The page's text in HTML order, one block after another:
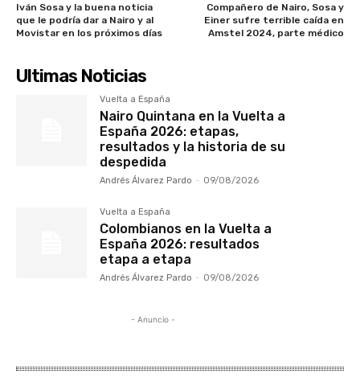
Iván Sosa y la buena noticia
que le podría dar a Nairo y al
Movistar en los próximos días
Compañero de Nairo, Sosa y
Einer sufre terrible caída en
Amstel 2024, parte médico
Ultimas Noticias
Vuelta a España
Nairo Quintana en la Vuelta a
España 2026: etapas,
resultados y la historia de su
despedida
Andrés Álvarez Pardo - 09/08/2026
Vuelta a España
Colombianos en la Vuelta a
España 2026: resultados
etapa a etapa
Andrés Álvarez Pardo - 09/08/2026
- Anuncio -